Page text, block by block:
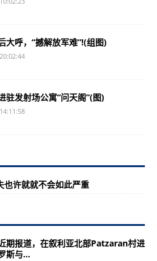
大呼，“撼解放军难”!(组图)
驻发射场公寓“问天阁”(图)
也许就就不会如此严重
期报道，在叙利亚北部Patzaran村进
斯与...